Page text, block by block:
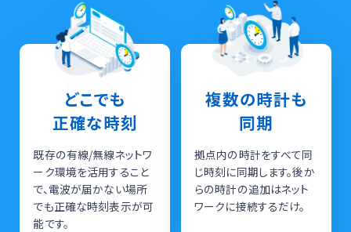
どこでも
正確な時刻
既存の有線/無線ネットワ
ーク環境を活用すること
で、電波が届かない場所
でも正確な時刻表示が可
能です。
複数の時計も
同期
拠点内の時計をすべて同
じ時刻に同期します。後か
らの時計の追加はネット
ワークに接続するだけ。